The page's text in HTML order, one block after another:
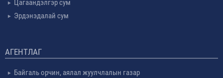
Цагаандэлгэр сум
Эрдэнэдалай сум
АГЕНТЛАГ
Байгаль орчин, аялал жуулчлалын газар